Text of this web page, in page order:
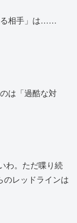
る相手」は……
は「過酷な対
わ。ただ喋り続
のレッドラインは